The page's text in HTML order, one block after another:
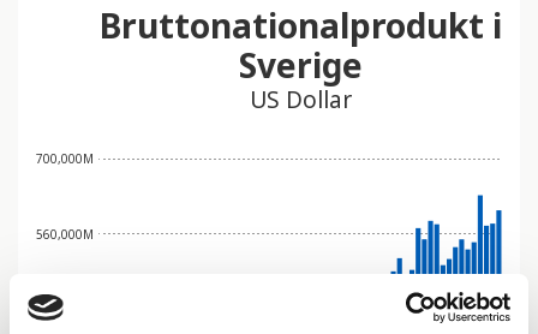
420,000M
560,000M
700,000M
Bruttonationalprodukt i
Sverige
US Dollar